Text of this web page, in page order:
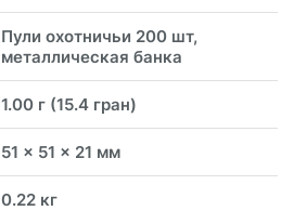
Пули охотничьи 200 шт,
металлическая банка
1.00 г (15.4 гран)
51 x 51 x 21 мм
0.22 кг